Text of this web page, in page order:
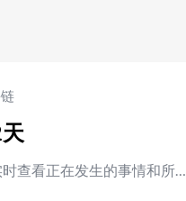
查看正在发生的事情和所…